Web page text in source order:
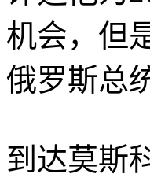
机会，但
俄罗斯总
到达莫斯